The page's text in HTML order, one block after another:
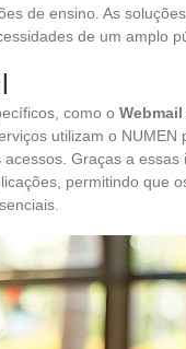
de ensino. As
de um amplo
como o
utilizam o
Graças a essas
permitindo que